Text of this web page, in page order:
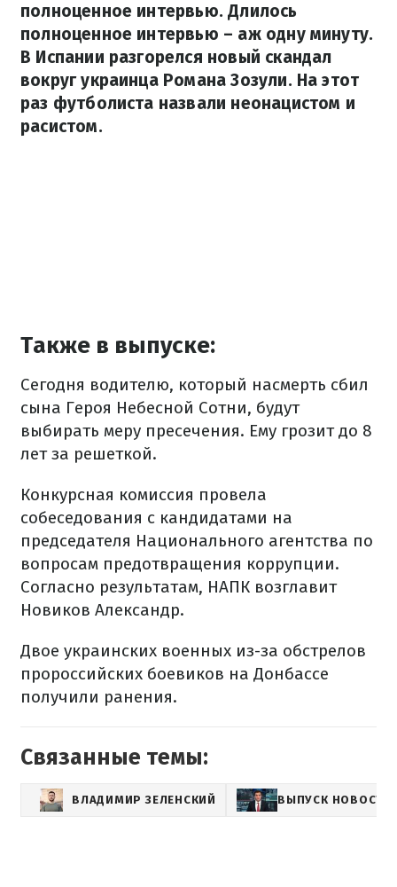
полноценное интервью. Длилось
полноценное интервью – аж одну минуту.
В Испании разгорелся новый скандал
вокруг украинца Романа Зозули. На этот
раз футболиста назвали неонацистом и
расистом.
Также в выпуске:
Сегодня водителю, который насмерть сбил
сына Героя Небесной Сотни, будут
выбирать меру пресечения. Ему грозит до 8
лет за решеткой.
Конкурсная комиссия провела
собеседования с кандидатами на
председателя Национального агентства по
вопросам предотвращения коррупции.
Согласно результатам, НАПК возглавит
Новиков Александр.
Двое украинских военных из-за обстрелов
пророссийских боевиков на Донбассе
получили ранения.
Связанные темы:
ВЛАДИМИР ЗЕЛЕНСКИЙ ВЫПУСК